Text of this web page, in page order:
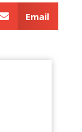
Email